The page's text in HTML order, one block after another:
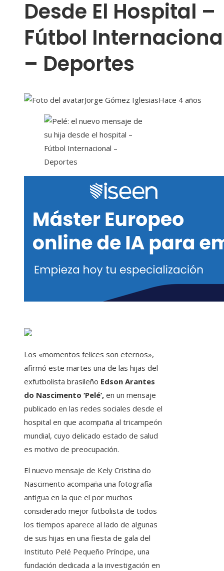
Desde El Hospital –
Fútbol
– Deportes
Jorge Gómez IglesiasHace 4 años
Los «momentos felices son eternos»,
afirmó este martes una de las hijas del
exfutbolista brasileño Edson Arantes
do Nascimento ‘Pelé’, en un mensaje
publicado en las redes sociales desde el
hospital en que acompaña al tricampeón
mundial, cuyo delicado estado de salud
es motivo de preocupación.
El nuevo mensaje de Kely Cristina do
Nascimento acompaña una fotografía
antigua en la que el por muchos
considerado mejor futbolista de todos
los tiempos aparece al lado de algunas
de sus hijas en una fiesta de gala del
Instituto Pelé Pequeño Príncipe, una
fundación dedicada a la investigación en